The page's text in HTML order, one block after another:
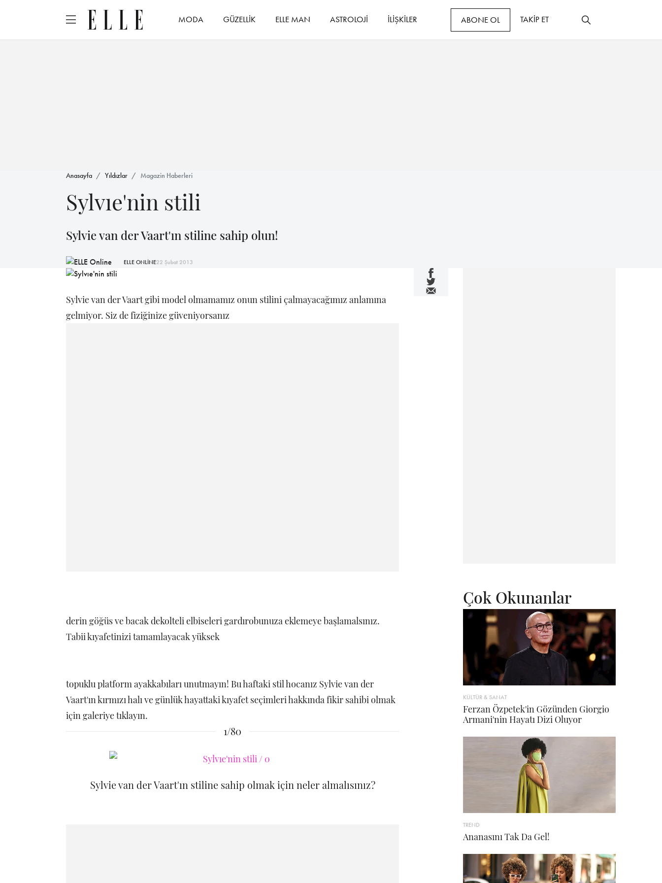
MODA GÜZELLİK ELLE MAN ASTROLOJİ İLİŞKİLER ABONE OL TAKİP ET
Anasayfa Yıldızlar Magazin Haberleri
Sylvıe'nin stili
Sylvie van der Vaart'ın stiline sahip olun!
ELLE ONLİNE22 Şubat 2013
Sylvie van der Vaart gibi model olmamamız onun stilini çalmayacağımız anlamına
gelmiyor. Siz de fiziğinize güveniyorsanız
derin göğüs ve bacak dekolteli elbiseleri gardırobunuza eklemeye başlamalsınız.
Tabii kıyafetinizi tamamlayacak yüksek
topuklu platform ayakkabıları unutmayın! Bu haftaki stil hocanız Sylvie van der
Vaart'ın kırmızı halı ve günlük hayattaki kıyafet seçimleri hakkında fikir sahibi olmak
için galeriye tıklayın.
1/80
Sylvie van der Vaart'ın stiline sahip olmak için neler almalısınız?
Çok Okunanlar
KÜLTÜR & SANAT
Ferzan Özpetek'in Gözünden Giorgio
Armani'nin Hayatı Dizi Oluyor
TREND
Ananasını Tak Da Gel!